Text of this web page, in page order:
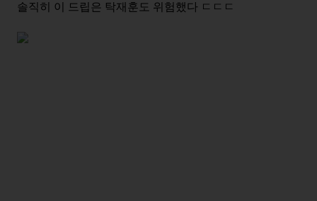
솔직히 이 드립은 탁재훈도 위험했다 ㄷㄷㄷ